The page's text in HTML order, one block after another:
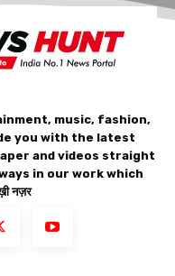
music, fashion,
you with the latest
and videos straight
in our work which
नज़र